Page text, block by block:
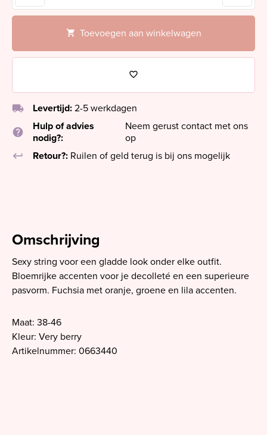
Toevoegen aan winkelwagen
local_shipping Levertijd: 2-5 werkdagen
help
Hulp of advies
nodig?:
Neem gerust contact met ons
op
keyboard_return
Retour?: Ruilen of geld terug is bij ons mogelijk
Omschrijving
Sexy string voor een gladde look onder elke outfit.
Bloemrijke accenten voor je decolleté en een superieure
pasvorm. Fuchsia met oranje, groene en lila accenten.
Maat: 38-46
Kleur: Very berry
Artikelnummer: 0663440